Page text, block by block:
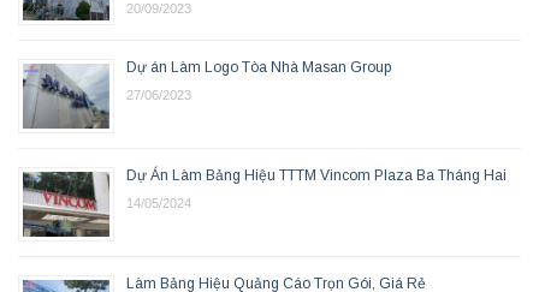
20/09/2023
Dự án Làm Logo Tòa Nhà Masan Group
27/06/2023
Dự Án Làm Bảng Hiệu TTTM Vincom Plaza Ba Tháng Hai
14/05/2024
Làm Bảng Hiệu Quảng Cáo Trọn Gói, Giá Rẻ